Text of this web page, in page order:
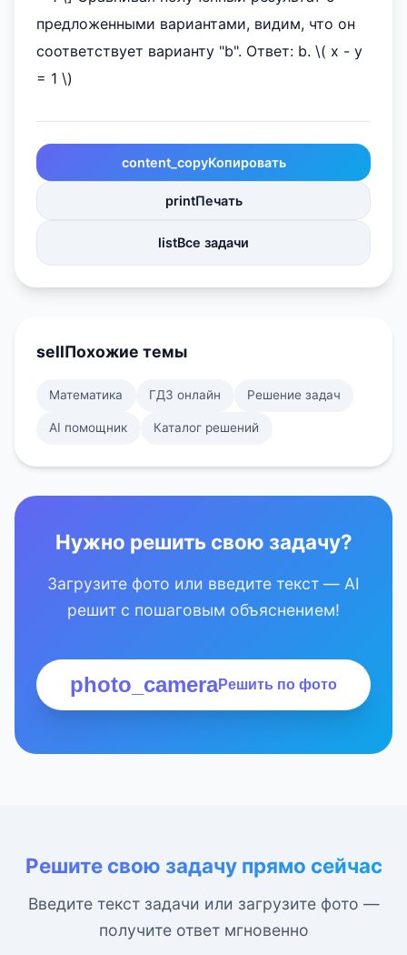
предложенными вариантами, видим, что он
соответствует варианту "b". Ответ: b. \( x - y
= 1 \)
content_copyКопировать
printПечать
listВсе задачи
sellПохожие темы
Математика ГДЗ онлайн Решение задач
AI помощник Каталог решений
Нужно решить свою задачу?
Загрузите фото или введите текст — AI
решит с пошаговым объяснением!
photo_cameraРешить по фото
Решите свою задачу прямо сейчас
Введите текст задачи или загрузите фото —
получите ответ мгновенно